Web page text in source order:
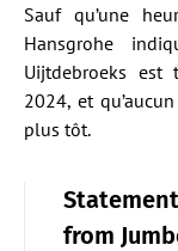
Sauf qu’une
Hansgrohe
Uijtdebroeks est
2024, et
plus tôt.
from